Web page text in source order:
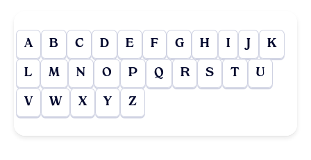
A B C D E F G H I J K
L M N O P Q R S T U
V W X Y Z